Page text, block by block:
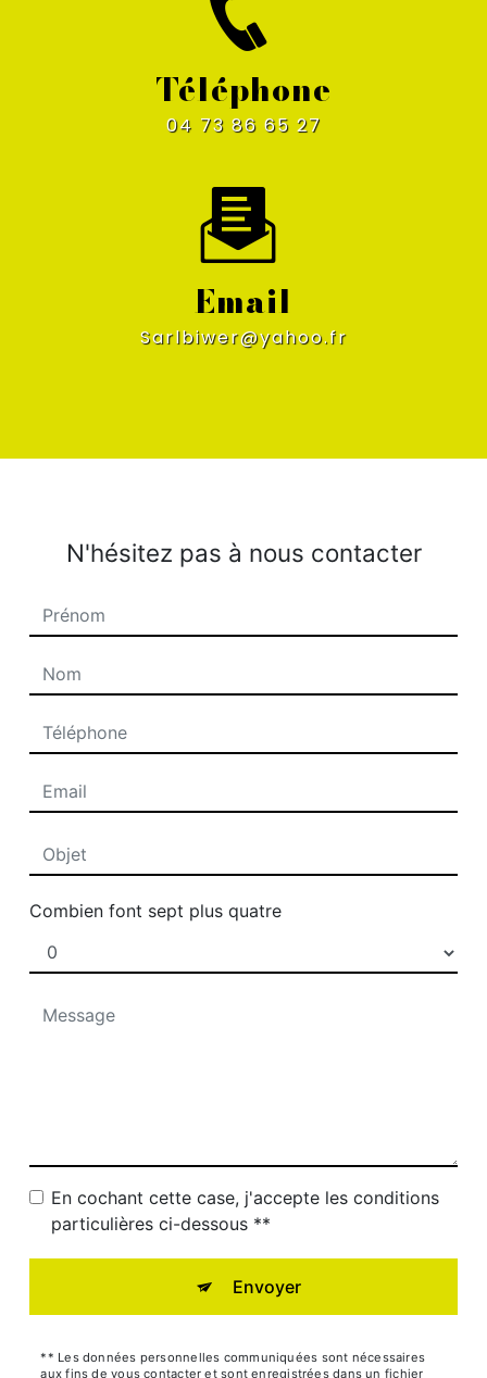
Téléphone
04 73 86 65 27
Email
sarlbiwer@yahoo.fr
N'hésitez pas à nous contacter
Combien font sept plus quatre
En cochant cette case, j'accepte les conditions
particulières ci-dessous **
Envoyer
** Les données personnelles communiquées sont nécessaires
aux fins de vous contacter et sont enregistrées dans un fichier